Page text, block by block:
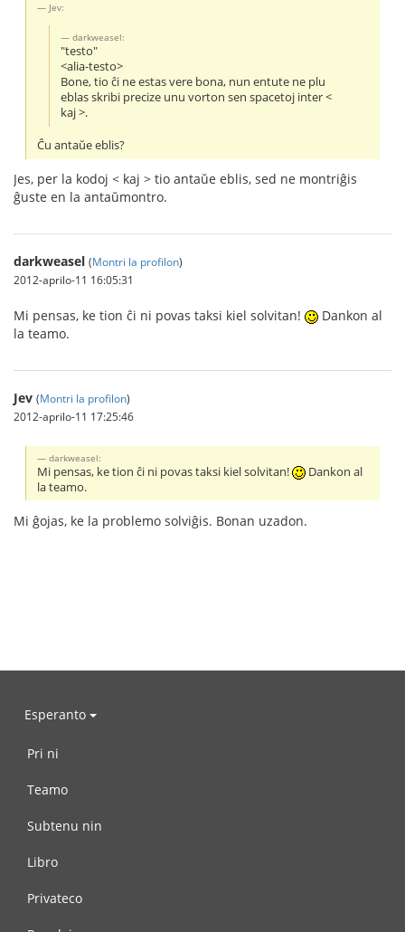
Jev:
darkweasel:
"testo"
<alia-testo>
Bone, tio ĉi ne estas vere bona, nun entute ne plu
eblas skribi precize unu vorton sen spacetoj inter <
kaj >.
Ĉu antaŭe eblis?
Jes, per la kodoj < kaj > tio antaŭe eblis, sed ne montriĝis
ĝuste en la antaŭmontro.
darkweasel (Montri la profilon)
2012-aprilo-11 16:05:31
Mi pensas, ke tion ĉi ni povas taksi kiel solvitan!
Dankon al
la teamo.
Jev (Montri la profilon)
2012-aprilo-11 17:25:46
darkweasel:
Mi pensas, ke tion ĉi ni povas taksi kiel solvitan!
Dankon al
la teamo.
Mi ĝojas, ke la problemo solviĝis. Bonan uzadon.
Esperanto
Pri ni
Teamo
Subtenu nin
Libro
Privateco